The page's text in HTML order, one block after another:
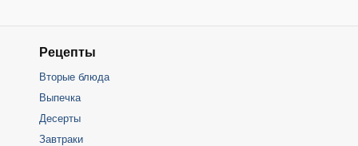
Рецепты
Вторые блюда
Выпечка
Десерты
Завтраки